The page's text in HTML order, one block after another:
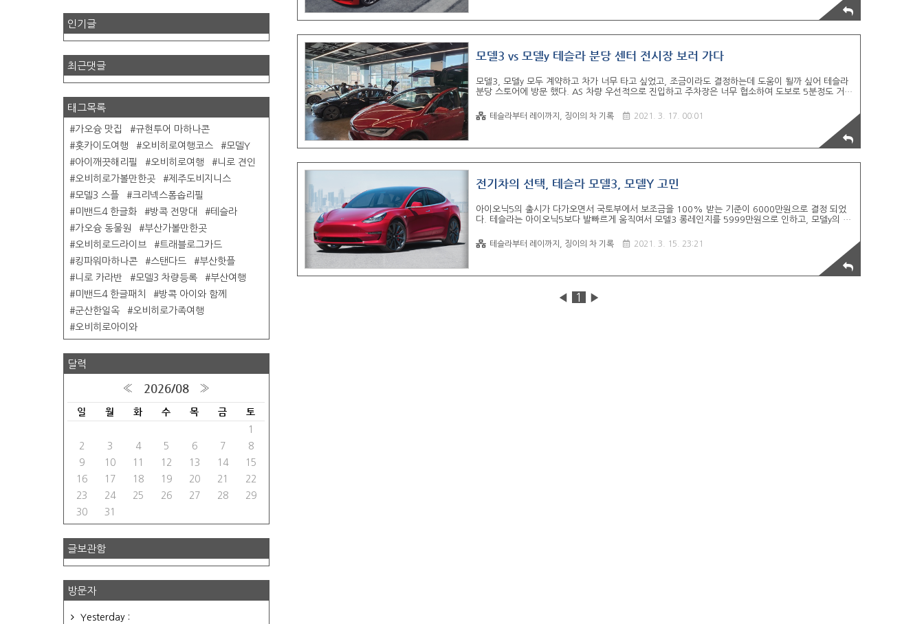
물어 바로 진행 하겠다고 했다. 다음날 바로 필요 서류들 제출하고 보조금 신청 진행 했다. 1차로 진행
된 서류는 다음과 같다. 1. 주민등록등본, 초본 2. 전기차 구매 지원 신청서 3. 차량 구매 계약서 4. ..
모델3 vs 모델y 테슬라 분당 센터 전시장 보러 가다
모델3, 모델y 모두 계약하고 차가 너무 타고 싶었고, 조금이라도 결정하는데 도움이 될까 싶어 테슬라
분당 스토어에 방문 했다. AS 차량 우선적으로 진입하고 주차장은 너무 협소하여 도보로 5분정도 거리
진행 하는 곳이고 전시 차량은 2층에 전시되어 있다. 엘베 내리자마자 눈 앞에 많은 사람들과 함께 3대
의 차량의 전시되어 있다. 방문자 QR 찍고 대기 접수 하면 순서가 되면 카톡으로 알림이 온다. 한번에
10팀씩 입장하고 30분씩 관람이 가능하다. 시승은 사전에 미리 전화로 예약해야한다. 다들 같은 마음
으로 모델y를 보러 왔기 때문에 덕분에 맘편히 모델x를 구경했다. 딸아이도 모델x를 너무 마음에 들
테슬라부터 레이까지, 징이의 차 기록 2021. 3. 17. 00:01
전기차의 선택, 테슬라 모델3, 모델Y 고민
아이오닉5의 출시가 다가오면서 국토부에서 보조금을 100% 받는 기준이 6000만원으로 결정 되었
다. 테슬라는 아이오닉5보다 발빠르게 움직여서 모델3 롱레인지를 5999만원으로 인하고, 모델y의 가
했지만, 소음, 출력등은 엄청 만족 스러웠다. 허리 디스크 문제로 세단은 안타던 나는 모델y의 출시에
바로 계약하기로 마음 먹었다. 하지만 배터리량, 금액적인 문제 때문에 모델3 롱레인지 vs 모델y 스탠
다드의 무한 루프에 빠지게 되었다. 유투브, 블로그를 계약 찾아 보다가 고민은 출고 시기만 늦춰 진다
생각해서 일단 계약하고 고민하기로 결정 모델y 스탠, 모델3 롱레, 모델3 스탠 전부 계약 했다. 계약금
테슬라부터 레이까지, 징이의 차 기록 2021. 3. 15. 23:21
◀ 1 ▶
인기글
최근댓글
태그목록
가오슝 맛집
규현투어 마하나콘
홋카이도여행
오비히로여행코스
모델Y
아이깨끗해리필
오비히로여행
니로 견인
오비히로가볼만한곳
제주도비지니스
모델3 스플
크리넥스폼솝리필
미밴드4 한글화
방콕 전망대
테슬라
가오슝 동물원
부산가볼만한곳
오비히로드라이브
트래블로그카드
킹파워마하나콘
스탠다드
부산핫플
니로 카라반
모델3 차량등록
부산여행
미밴드4 한글패치
방콕 아이와 함께
군산한일옥
오비히로가족여행
오비히로아이와
달력
« 2026/08 »
일 월 화 수 목 금 토
1
2
3 4 5 6 7
8
9
10 11 12 13 14
15
16
17 18 19 20 21
22
23
24 25 26 27 28
29
30
31
글보관함
방문자
Yesterday :